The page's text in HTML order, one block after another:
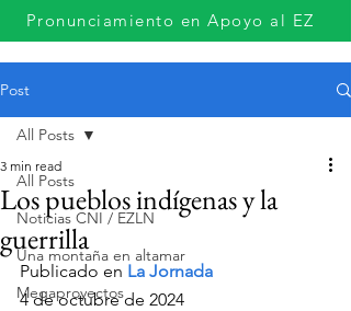
Pronunciamiento en Apoyo al EZ
Post
All Posts
Noticias CNI / EZLN
Una montaña en altamar
Megaproyectos
All Posts
Los pueblos indígenas y la
guerrilla
3 min read
Publicado en La Jornada
4 de octubre de 2024